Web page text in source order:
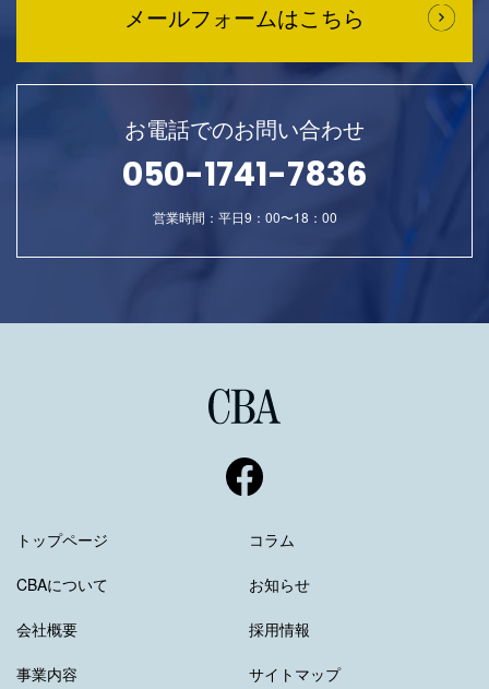
メールフォームはこちら
お電話でのお問い合わせ
050-1741-7836
営業時間：平日9：00〜18：00
トップページ
CBAについて
会社概要
事業内容
コラム
お知らせ
採用情報
サイトマップ